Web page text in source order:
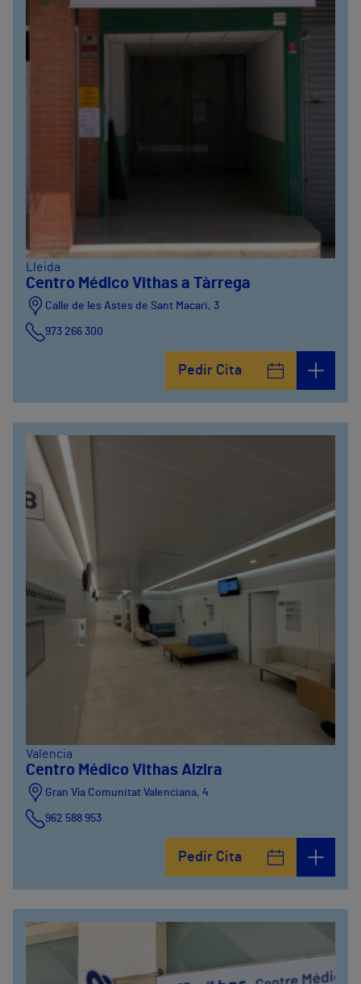
Lleida
Centro Médico Vithas a Tàrrega
Calle de les Astes de Sant Macari, 3
973 266 300
Pedir Cita
Valencia
Centro Médico Vithas Alzira
Gran Vía Comunitat Valenciana, 4
962 588 953
Pedir Cita